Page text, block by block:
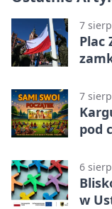
7
Plac
7
pod
6
w